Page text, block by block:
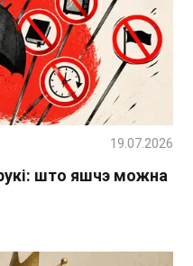
што яшчэ можна
19.07.2026